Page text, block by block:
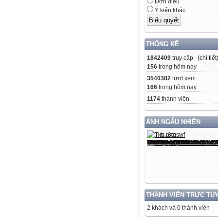
Đơn điệu
Ý kiến khác
THỐNG KÊ
1842409 truy cập (chi tiết)
156 trong hôm nay
3540382 lượt xem
166 trong hôm nay
1174 thành viên
ẢNH NGẪU NHIÊN
THÀNH VIÊN TRỰC
2 khách và 0 thành viên